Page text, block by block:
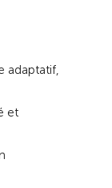
adaptatif,
et